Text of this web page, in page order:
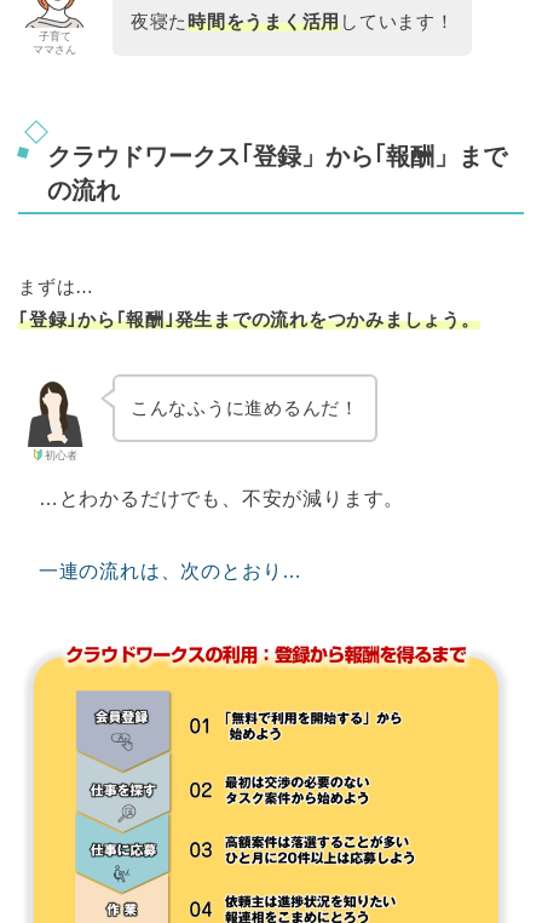
子育て
ママさん
夜寝た時間をうまく活用しています！
クラウドワークス｢登録」から｢報酬」まで
の流れ
まずは…
｢登録｣から｢報酬｣発生までの流れをつかみましょう。
初心者
こんなふうに進めるんだ！
…とわかるだけでも、不安が減ります。
一連の流れは、次のとおり…